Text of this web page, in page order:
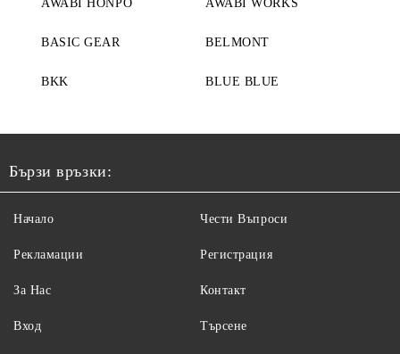
AWABI HONPO AWABI WORKS
BASIC GEAR BELMONT
BKK BLUE BLUE
Бързи връзки:
Начало
Рекламации
За Нас
Вход
Чести Въпроси
Регистрация
Контакт
Търсене